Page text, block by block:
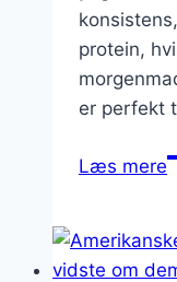
protein,
er perfekt
Læs mere